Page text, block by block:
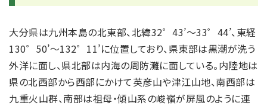
大分県は九州本島の北東部、北緯32゜43’～33゜44’、東経
130゜50’～132゜11’に位置しており、県東部は黒潮が洗う
外洋に面し、県北部は内海の周防灘に面している。内陸地は
県の北西部から西部にかけて英彦山や津江山地、南西部は
九重火山群、南部は祖母・傾山系の峻嶺が屏風のように連